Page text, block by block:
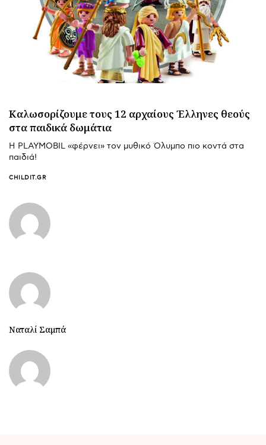
Καλωσορίζουμε τους 12 αρχαίους Έλληνες θεούς
στα παιδικά δωμάτια
Η PLAYMOBIL «φέρνει» τον μυθικό Όλυμπο πιο κοντά στα
παιδιά!
CHILDIT.GR
Ναταλί Σαμπά